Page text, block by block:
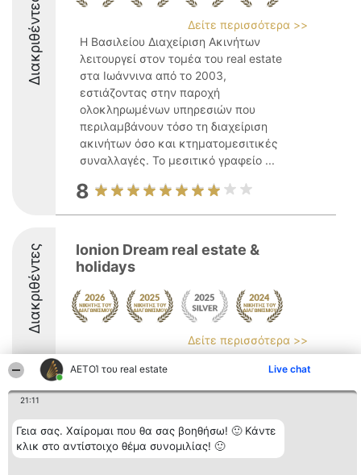
ΑΕΤΟΊ του real estate Live chat
21:11
Γεια σας. Χαίρομαι που θα σας βοηθήσω! 🙂 Κάντε
κλικ στο αντίστοιχο θέμα συνομιλίας! 🙂
Διακριθέντες
Δείτε περισσότερα >>
Η Βασιλείου Διαχείριση Ακινήτων
λειτουργεί στον τομέα του real estate
στα Ιωάννινα από το 2003,
εστιάζοντας στην παροχή
ολοκληρωμένων υπηρεσιών που
περιλαμβάνουν τόσο τη διαχείριση
ακινήτων όσο και κτηματομεσιτικές
συναλλαγές. Το μεσιτικό γραφείο ...
8
Διακριθέντες
Ionion Dream real estate &
holidays
Δείτε περισσότερα >>
8.5
Διοργανωτής της
κατάταξης
BEAUTIFUL COMPANY
Κατάταξη
Διακριθέντες
Λίστα όλων
Επικοινωνία